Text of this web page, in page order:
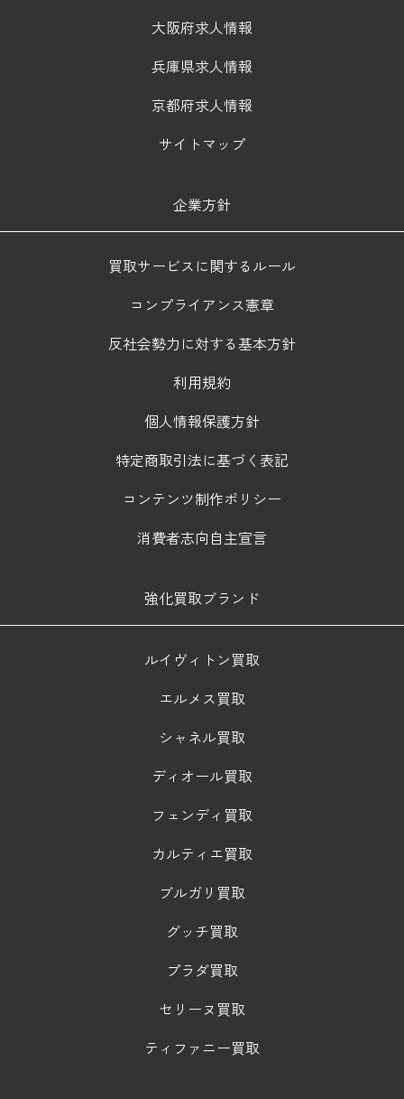
大阪府求人情報
兵庫県求人情報
京都府求人情報
サイトマップ
企業方針
買取サービスに関するルール
コンプライアンス憲章
反社会勢力に対する基本方針
利用規約
個人情報保護方針
特定商取引法に基づく表記
コンテンツ制作ポリシー
消費者志向自主宣言
強化買取ブランド
ルイヴィトン買取
エルメス買取
シャネル買取
ディオール買取
フェンディ買取
カルティエ買取
ブルガリ買取
グッチ買取
プラダ買取
セリーヌ買取
ティファニー買取